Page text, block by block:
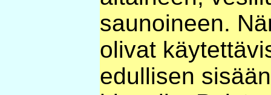
saunoineen.
olivat
edullisen